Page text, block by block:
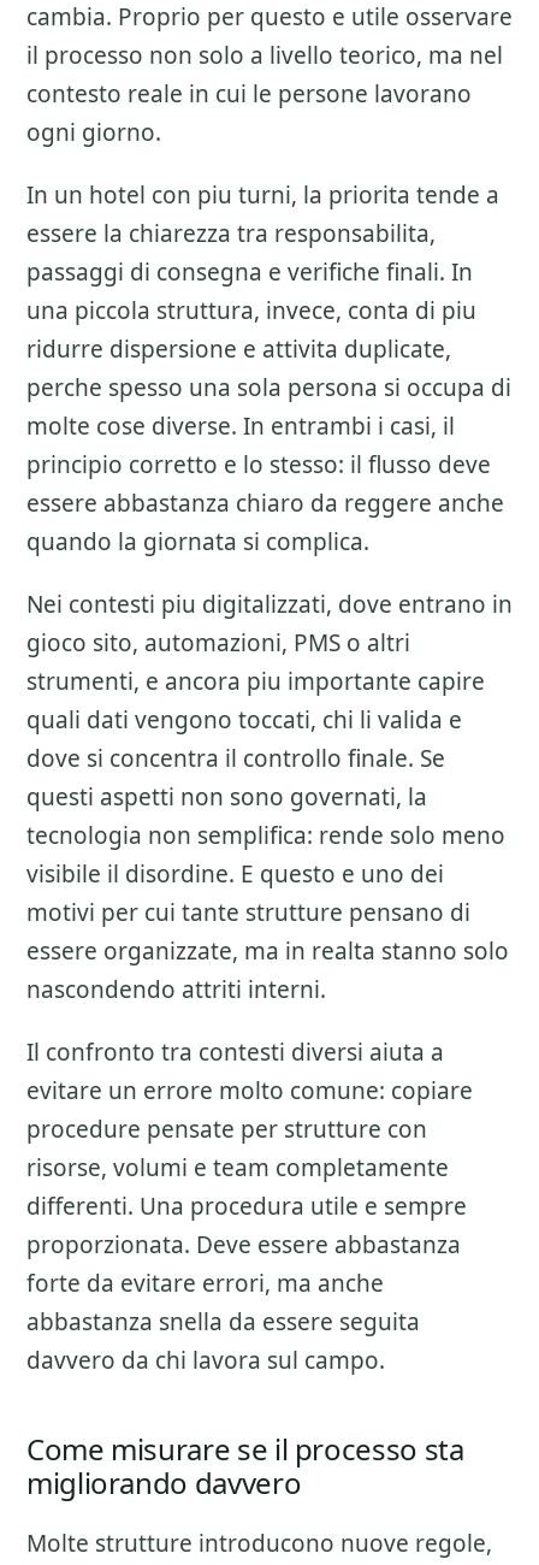
cambia. Proprio per questo e utile osservare
il processo non solo a livello teorico, ma nel
contesto reale in cui le persone lavorano
ogni giorno.
In un hotel con piu turni, la priorita tende a
essere la chiarezza tra responsabilita,
passaggi di consegna e verifiche finali. In
una piccola struttura, invece, conta di piu
ridurre dispersione e attivita duplicate,
perche spesso una sola persona si occupa di
molte cose diverse. In entrambi i casi, il
principio corretto e lo stesso: il flusso deve
essere abbastanza chiaro da reggere anche
quando la giornata si complica.
Nei contesti piu digitalizzati, dove entrano in
gioco sito, automazioni, PMS o altri
strumenti, e ancora piu importante capire
quali dati vengono toccati, chi li valida e
dove si concentra il controllo finale. Se
questi aspetti non sono governati, la
tecnologia non semplifica: rende solo meno
visibile il disordine. E questo e uno dei
motivi per cui tante strutture pensano di
essere organizzate, ma in realta stanno solo
nascondendo attriti interni.
Il confronto tra contesti diversi aiuta a
evitare un errore molto comune: copiare
procedure pensate per strutture con
risorse, volumi e team completamente
differenti. Una procedura utile e sempre
proporzionata. Deve essere abbastanza
forte da evitare errori, ma anche
abbastanza snella da essere seguita
davvero da chi lavora sul campo.
Come misurare se il processo sta
migliorando davvero
Molte strutture introducono nuove regole,